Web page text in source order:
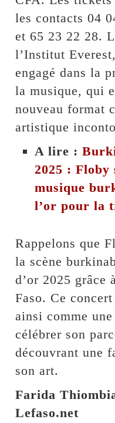
les contacts 04
et 65 23 22 28.
l’Institut
engagé dans la
la musique, qui
nouveau format
artistique
A lire :
2025 :
musique
l’or pour la
Rappelons que
la scène
d’or 2025 grâce
Faso. Ce
ainsi comme
célébrer son
découvrant une
son art.
Farida
Lefaso.net